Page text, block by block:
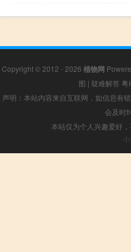
Copyright © 2012 - 2026 植物网
图 | 疑难解答 粤
声明：本站内容来自互联网，如信息有
会及时
本站仅为个人兴趣爱好